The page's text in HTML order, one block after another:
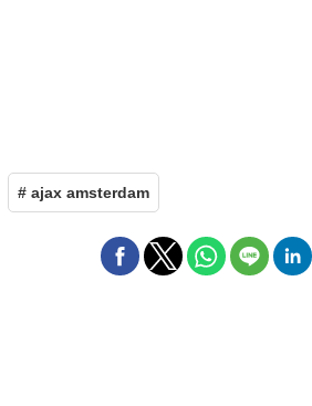
# ajax amsterdam